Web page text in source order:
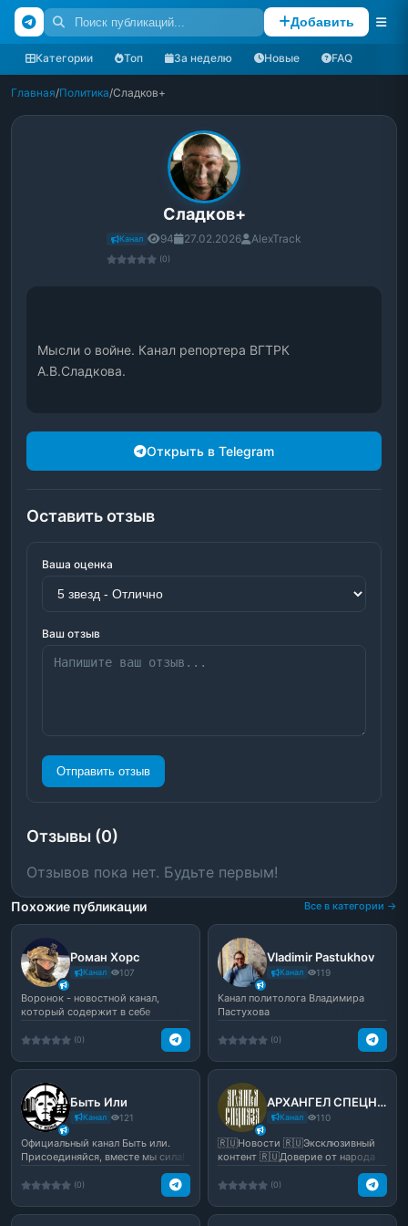
Добавить
Категории Топ За неделю Новые FAQ
Главная/Политика/Сладков+
Сладков+
Канал 94 27.02.2026 AlexTrack
(0)
Мысли о войне. Канал репортера ВГТРК
А.В.Сладкова.
Открыть в Telegram
Оставить отзыв
Ваша оценка
Ваш отзыв
Отправить отзыв
Отзывы (0)
Отзывов пока нет. Будьте первым!
Похожие публикации Все в категории →
Роман Хорс
Канал 107
Воронок - новостной канал,
который содержит в себе
эксклюзивный контент! 🔥Све...
(0)
Vladimir Pastukhov
Канал 119
Канал политолога Владимира
Пастухова
(0)
Быть Или
Канал 121
Официальный канал Быть или.
Присоединяйся, вместе мы сила!
(0)
АРХАНГЕЛ СПЕЦНАЗА
Канал 110
🇷🇺Новости 🇷🇺Эксклюзивный
контент 🇷🇺Доверие от народа
(0)